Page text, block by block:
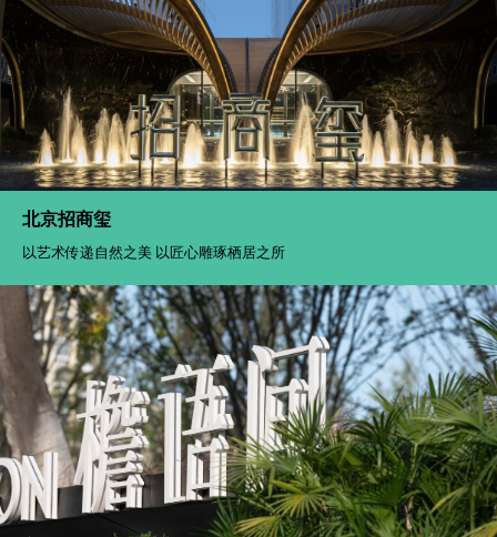
北京招商玺
以艺术传递自然之美 以匠心雕琢栖居之所